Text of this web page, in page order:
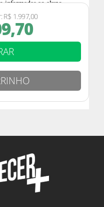
informadas ao aluno
R$ 1.997,00